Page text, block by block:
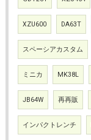
XZU600 DA63T
スペーシアカスタム
ミニカ MK38L
JB64W 再再販
インパクトレンチ